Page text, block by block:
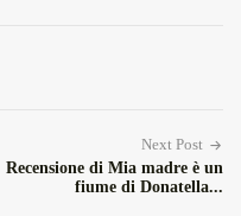
Next Post
Recensione di Mia madre è un
fiume di Donatella...